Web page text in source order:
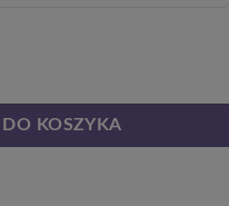
C6
KOSZYKA